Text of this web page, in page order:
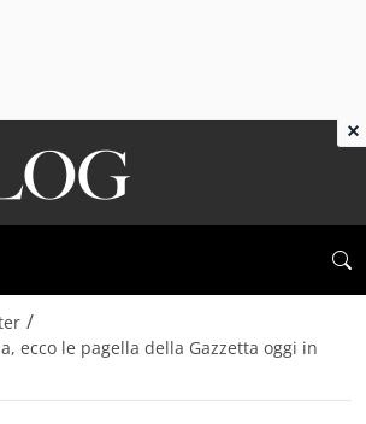
/
ecco le pagella della Gazzetta oggi in
×